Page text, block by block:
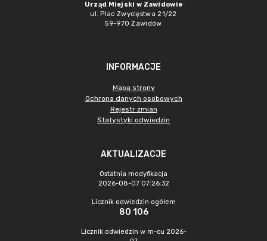
Urząd Miejski w Zawidowie
ul. Plac Zwycięstwa 21/22
59-970 Zawidów
INFORMACJE
Mapa strony
Ochrona danych osobowych
Rejestr zmian
Statystyki odwiedzin
AKTUALIZACJE
Ostatnia modyfikacja
2026-08-07 07:26:32
Licznik odwiedzin ogółem
80 106
Licznik odwiedzin w m-cu 2026-